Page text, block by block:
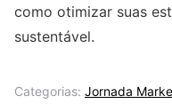
como otimizar suas
sustentável.
Categorias: Jornada